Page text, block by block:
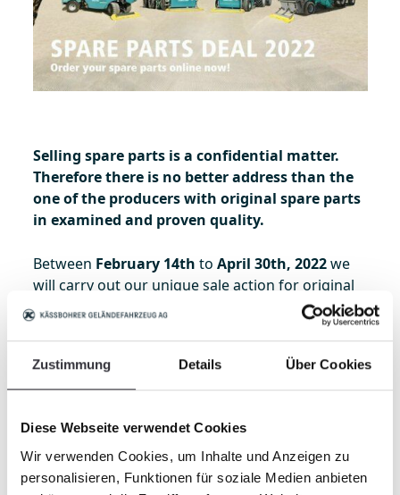
Zustimmung Details Über Cookies
Diese Webseite verwendet Cookies
Wir verwenden Cookies, um Inhalte und Anzeigen zu
personalisieren, Funktionen für soziale Medien anbieten
Selling spare parts is a confidential matter.
Therefore there is no better address than the
one of the producers with original spare parts
in examined and proven quality.
Between February 14th to April 30th, 2022we
will carry out our unique sale action for original
parts. We grant you a
special bonus of 25 %on
all parts which are comprised in the action.
Please order only parts which are in the special
and send us this order separately. Please note
Please do not hesitate to dial one of the